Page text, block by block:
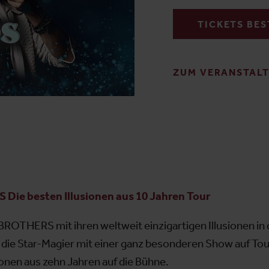
TICKETS
ZUM
Die besten Illusionen aus 10 Jahren Tour
mit ihren weltweit einzigartigen Illusionen
Star-Magier mit einer ganz besonderen Show auf
aus zehn Jahren auf die Bühne.